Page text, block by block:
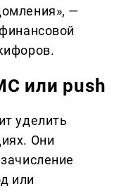
—
или push
уделить
Они
или